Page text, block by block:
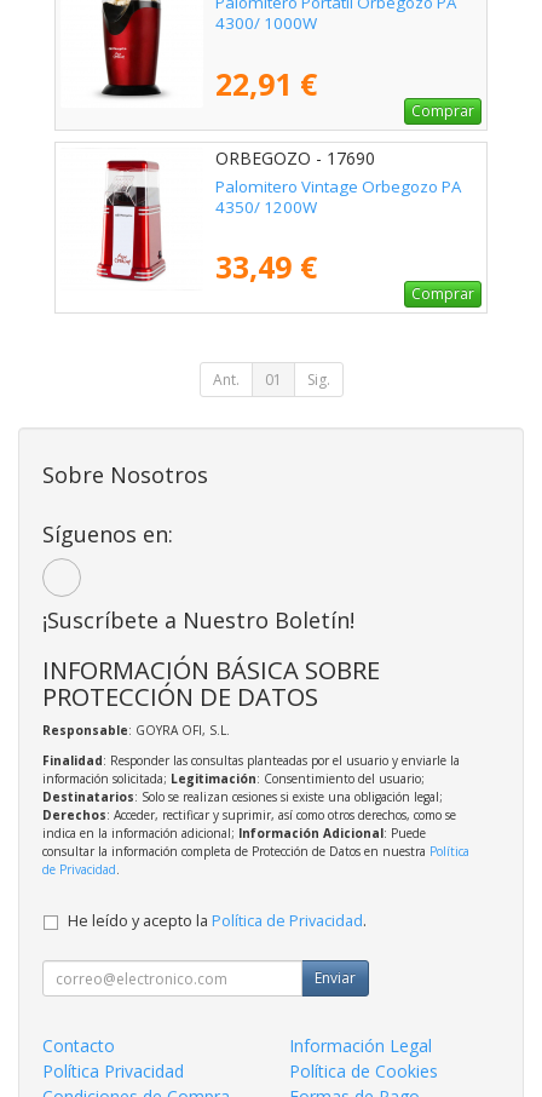
4300/ 1000W
22,91 €
Comprar
ORBEGOZO - 17690
Palomitero Vintage Orbegozo PA
4350/ 1200W
33,49 €
Comprar
Ant. 01 Sig.
Sobre Nosotros
Síguenos en:
¡Suscríbete a Nuestro Boletín!
INFORMACIÓN BÁSICA SOBRE
PROTECCIÓN DE DATOS
Responsable: GOYRA OFI, S.L.
Finalidad: Responder las consultas planteadas por el usuario y enviarle la
información solicitada; Legitimación: Consentimiento del usuario;
Destinatarios: Solo se realizan cesiones si existe una obligación legal;
Derechos: Acceder, rectificar y suprimir, así como otros derechos, como se
indica en la información adicional; Información Adicional: Puede
consultar la información completa de Protección de Datos en nuestra Política
de Privacidad.
He leído y acepto la Política de Privacidad.
Enviar
Contacto
Información Legal
Política Privacidad
Política de Cookies